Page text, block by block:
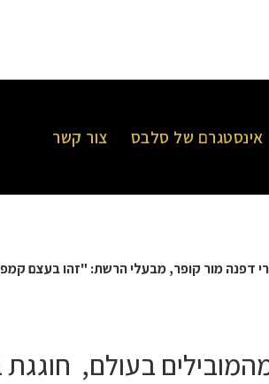
אינסטגרם של סלבס צור קשר
דפנה מור קופר, מבעלי הרשת: "זהו בעצם
בעולם, חוגגת